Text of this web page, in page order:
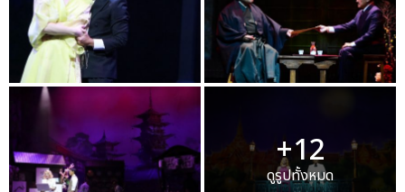
+12
ดูรูปทั้งหมด